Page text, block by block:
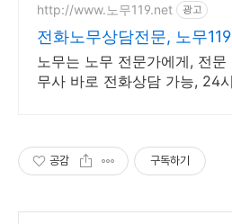
http://www.노무119.net 광고
전화노무상담전문, 노무119
노무는 노무 전문가에게, 전문
무사 바로 전화상담 가능, 24
공감 구독하기